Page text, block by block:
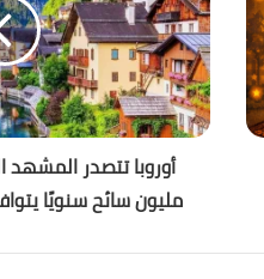
مليون سائح سنويًا